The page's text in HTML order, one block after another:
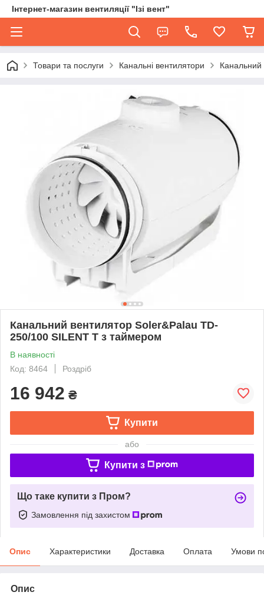
Інтернет-магазин вентиляції "Ізі вент"
Товари та послуги Канальні вентилятори
Канальний вентилятор Soler&Palau TD-
250/100 SILENT T з таймером
В наявності
Код: 8464
Роздріб
16 942 ₴
Купити
або
Купити з
Що таке купити з Пром?
Замовлення під захистом
Опис Характеристики Доставка Оплата Умови
Опис